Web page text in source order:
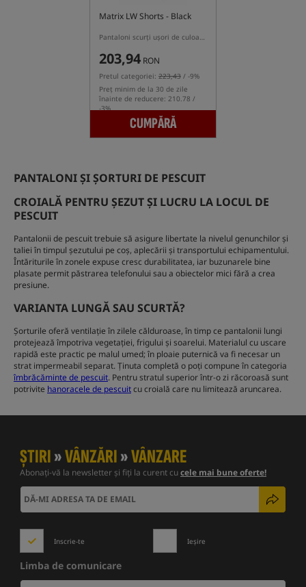
Matrix LW Shorts - Black
Pantaloni scurți ușori de culoare neagră
203,94 RON
Pretul categoriei: 223,43 / -9%
Preț minim de la 30 de zile
înainte de reducere: 210.78 /
-3%
CUMPĂRĂ
PANTALONI ȘI ȘORTURI DE PESCUIT
CROIALĂ PENTRU ȘEZUT ȘI LUCRU LA LOCUL DE
PESCUIT
Pantalonii de pescuit trebuie să asigure libertate la nivelul genunchilor și
taliei în timpul șezutului pe coș, aplecării și transportului echipamentului.
Întăriturile în zonele expuse cresc durabilitatea, iar buzunarele bine
plasate permit păstrarea telefonului sau a obiectelor mici fără a crea
presiune.
VARIANTA LUNGĂ SAU SCURTĂ?
Șorturile oferă ventilație în zilele călduroase, în timp ce pantalonii lungi
protejează împotriva vegetației, frigului și soarelui. Materialul cu uscare
rapidă este practic pe malul umed; în ploaie puternică va fi necesar un
strat impermeabil separat. Ținuta completă o poți compune în categoria
îmbrăcăminte de pescuit. Pentru stratul superior într-o zi răcoroasă sunt
potrivite hanoracele de pescuitcu croială care nu limitează aruncarea.
ȘTIRI»VÂNZĂRI»VÂNZARE
Abonați-vă la newsletter și fiți la curent cucele mai bune oferte!
Inscrie-te Ieșire
Limba de comunicare